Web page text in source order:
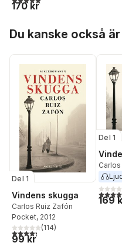
170 kr
Du kanske också
Del 1
Vindens skugga
Carlos Ruiz Zafón
Pocket, 2012
4,3utav 5 stjärnor. Totalt antal
(114)
99 kr
Del 1
4,5
169